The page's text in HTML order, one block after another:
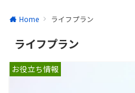
Home ライフプラン
ライフプラン
お役立ち情報